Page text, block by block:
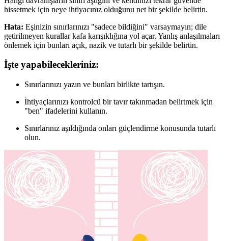
hissetmek için neye ihtiyacınız olduğunu net bir şekilde belirtin.
Hata: Eşinizin sınırlarınızı "sadece bildiğini" varsaymayın; dile
getirilmeyen kurallar kafa karışıklığına yol açar. Yanlış anlaşılmaları
önlemek için bunları açık, nazik ve tutarlı bir şekilde belirtin.
İşte yapabilecekleriniz:
Sınırlarınızı yazın ve bunları birlikte tartışın.
İhtiyaçlarınızı kontrolcü bir tavır takınmadan belirtmek için
"ben" ifadelerini kullanın.
Sınırlarınız aşıldığında onları güçlendirme konusunda tutarlı
olun.